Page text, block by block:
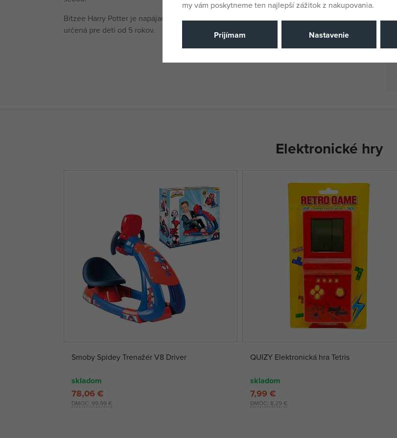
Bitzee Harry Potter je napájaná 3 AA batériami (sú súčasťou balenia) a je
určená pre deti od 5 rokov.
Elektronické hry
Smoby Spidey Trenažér V8 Driver
skladom
DMOC: 99,99 €
78,06 €
QUIZY Elektronická hra Tetris
skladom
DMOC: 8,29 €
7,99 €
my vám poskytneme ten najlepší zážitok z nakupovania.
Prijímam Nastavenie